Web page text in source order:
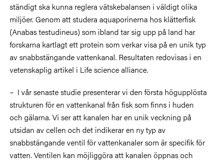
ständigt ska kunna reglera vätskebalansen i väldigt olika
miljöer. Genom att studera aquaporinerna hos klätterfisk
(Anabas testudineus) som ibland tar sig upp på land har
forskarna kartlagt ett protein som verkar visa på en unik typ
av snabbstängande vattenkanal. Resultaten redovisas i en
vetenskaplig artikel i Life science alliance.
– I vår senaste studie presenterar vi den första högupplösta
strukturen för en vattenkanal från fisk som finns i huden
och gälarna. Vi ser att kanalen har en unik veckning på
utsidan av cellen och det indikerar en ny typ av
snabbstängande ventil för vattenkanaler som är specifik för
vatten. Ventilen kan möjliggöra att kanalen öppnas och